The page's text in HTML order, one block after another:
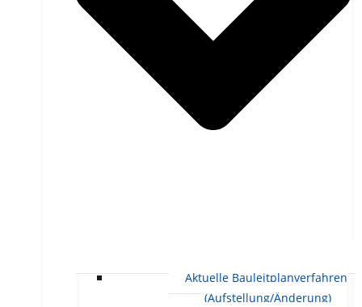
Aktuelle Bauleitplanverfahren
(Aufstellung/Änderung)